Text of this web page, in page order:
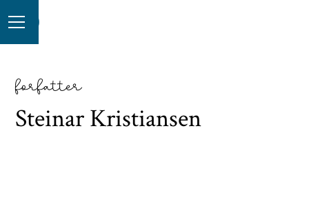
forfatter
Steinar Kristiansen